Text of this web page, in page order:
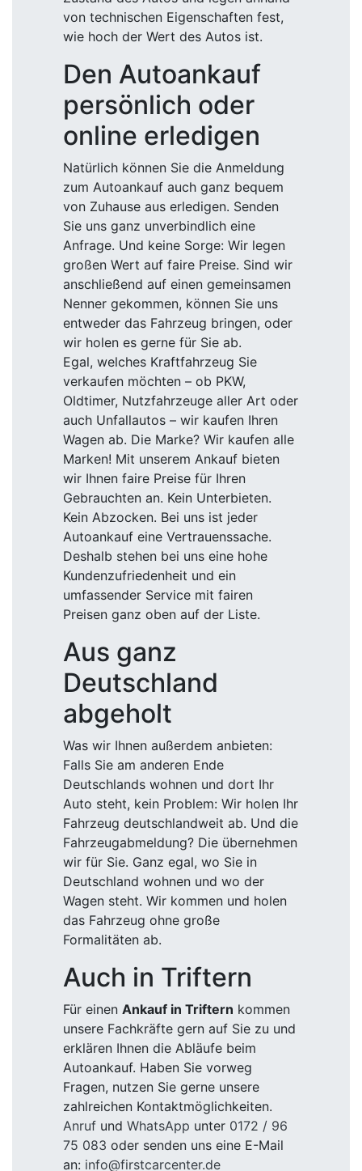
von technischen Eigenschaften fest,
wie hoch der Wert des Autos ist.
Den Autoankauf
persönlich oder
online erledigen
Natürlich können Sie die Anmeldung
zum Autoankauf auch ganz bequem
von Zuhause aus erledigen. Senden
Sie uns ganz unverbindlich eine
Anfrage. Und keine Sorge: Wir legen
großen Wert auf faire Preise. Sind wir
anschließend auf einen gemeinsamen
Nenner gekommen, können Sie uns
entweder das Fahrzeug bringen, oder
wir holen es gerne für Sie ab.
Egal, welches Kraftfahrzeug Sie
verkaufen möchten – ob PKW,
Oldtimer, Nutzfahrzeuge aller Art oder
auch Unfallautos – wir kaufen Ihren
Wagen ab. Die Marke? Wir kaufen alle
Marken! Mit unserem Ankauf bieten
wir Ihnen faire Preise für Ihren
Gebrauchten an. Kein Unterbieten.
Kein Abzocken. Bei uns ist jeder
Autoankauf eine Vertrauenssache.
Deshalb stehen bei uns eine hohe
Kundenzufriedenheit und ein
umfassender Service mit fairen
Preisen ganz oben auf der Liste.
Aus ganz
Deutschland
abgeholt
Was wir Ihnen außerdem anbieten:
Falls Sie am anderen Ende
Deutschlands wohnen und dort Ihr
Auto steht, kein Problem: Wir holen Ihr
Fahrzeug deutschlandweit ab. Und die
Fahrzeugabmeldung? Die übernehmen
wir für Sie. Ganz egal, wo Sie in
Deutschland wohnen und wo der
Wagen steht. Wir kommen und holen
das Fahrzeug ohne große
Formalitäten ab.
Auch in Triftern
Für einen Ankauf in Triftern kommen
unsere Fachkräfte gern auf Sie zu und
erklären Ihnen die Abläufe beim
Autoankauf. Haben Sie vorweg
Fragen, nutzen Sie gerne unsere
zahlreichen Kontaktmöglichkeiten.
Anruf und WhatsApp unter 0172 / 96
75 083 oder senden uns eine E-Mail
an: info@firstcarcenter.de